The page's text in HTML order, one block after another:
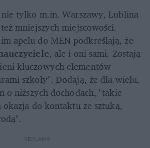
tylko m.in. Warszawy, Lublina
mniejszych miejscowości.
apelu do MEN podkreślają, że
, ale i oni sami. Zostają
kluczowych elementów
szkoły". Dodają, że dla wielu,
o niższych dochodach, "takie
do kontaktu ze sztuką,
REKLAMA